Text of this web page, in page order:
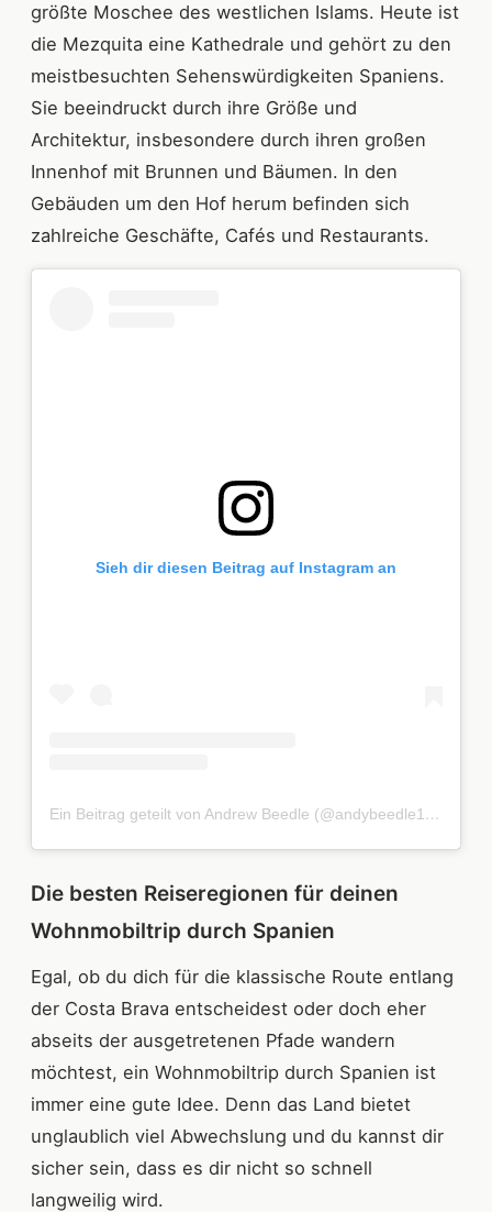
größte Moschee des westlichen Islams. Heute ist
die Mezquita eine Kathedrale und gehört zu den
meistbesuchten Sehenswürdigkeiten Spaniens.
Sie beeindruckt durch ihre Größe und
Architektur, insbesondere durch ihren großen
Innenhof mit Brunnen und Bäumen. In den
Gebäuden um den Hof herum befinden sich
zahlreiche Geschäfte, Cafés und Restaurants.
Sieh dir diesen Beitrag auf Instagram an
Ein Beitrag geteilt von Andrew Beedle (@andybeedle1809)
Die besten Reiseregionen für deinen
Wohnmobiltrip durch Spanien
Egal, ob du dich für die klassische Route entlang
der Costa Brava entscheidest oder doch eher
abseits der ausgetretenen Pfade wandern
möchtest, ein Wohnmobiltrip durch Spanien ist
immer eine gute Idee. Denn das Land bietet
unglaublich viel Abwechslung und du kannst dir
sicher sein, dass es dir nicht so schnell
langweilig wird.